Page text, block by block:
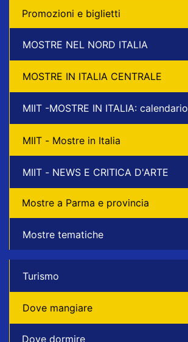
Promozioni e biglietti
MOSTRE NEL NORD ITALIA
MOSTRE IN ITALIA CENTRALE
MIIT -MOSTRE IN ITALIA: calendario
MIIT - Mostre in Italia
MIIT - NEWS E CRITICA D'ARTE
Mostre a Parma e provincia
Mostre tematiche
Turismo
Dove mangiare
Dove dormire